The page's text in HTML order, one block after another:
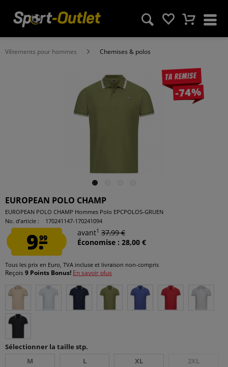
Vêtements pour hommes Chemises & polos
Ta remise
-74%
EUROPEAN POLO CHAMP
EUROPEAN POLO CHAMP Hommes Polo EPCPOLOS-GRUEN
No. d’article :
170241147-170241094
9.99
avant1 37,99 €
Économise : 28,00 €
Tous les prix en Euro, TVA incluse et livraison non-compris
Reçois 9 Points Bonus! En savoir plus
Sélectionner la taille stp.
M
L XL 2XL